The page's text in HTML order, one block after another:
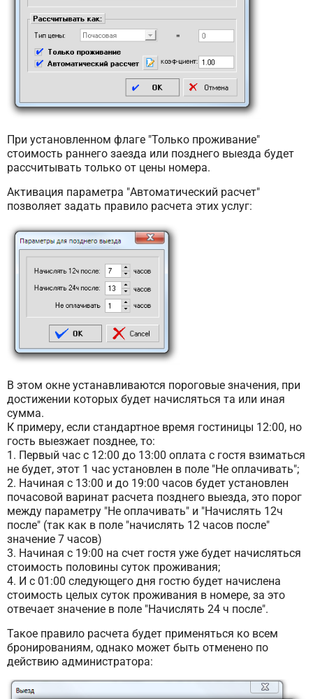
При установленном флаге "Только проживание"
стоимость раннего заезда или позднего выезда будет
рассчитывать только от цены номера.
Активация параметра "Автоматический расчет"
позволяет задать правило расчета этих услуг:
В этом окне устанавливаются пороговые значения, при
достижении которых будет начисляться та или иная
сумма.
К примеру, если стандартное время гостиницы 12:00, но
гость выезжает позднее, то:
1. Первый час с 12:00 до 13:00 оплата с гостя взиматься
не будет, этот 1 час установлен в поле "Не оплачивать";
2. Начиная с 13:00 и до 19:00 часов будет установлен
почасовой варинат расчета позднего выезда, это порог
между параметру "Не оплачивать" и "Начислять 12ч
после" (так как в поле "начислять 12 часов после"
значение 7 часов)
3. Начиная с 19:00 на счет гостя уже будет начисляться
стоимость половины суток проживания;
4. И с 01:00 следующего дня гостю будет начислена
стоимость целых суток проживания в номере, за это
отвечает значение в поле "Начислять 24 ч после".
Такое правило расчета будет применяться ко всем
бронированиям, однако может быть отменено по
действию администратора: